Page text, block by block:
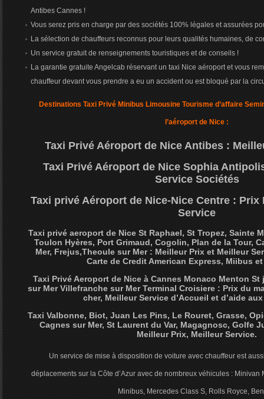
Antibes Cannes !
Vous serez pris en charge par des sociétés 100% légales et assurées
La sélection de chauffeurs reconnus pour leurs qualités humaines, de
Un service gratuit de renseignements touristiques et de conseils !
La garantie gratuite Angelcab réservant un taxi Nice aéroport et vous
chauffeur devant vous prendre a eu un accident ou est bloqué par la
Destinations Taxi Privé Minibus Limousine Tourisme d’affaire
l’aéroport de Nice :
Taxi Privé Aéroport de Nice Antibes :
Taxi Privé Aéroport de Nice Sophia
Service Sociétés
Taxi privé Aéroport de Nice-Nice Centre : Prix
Service
Taxi privé aeroport de Nice St Raphael, St Tropez, Sainte
Toulon Hyères, Port Grimaud, Cogolin, Plan de la Tour,
Mer, Frejus,Theoule sur Mer : Meilleur Prix et Meilleur
Carte de Credit American Express, Miibus
Taxi Privé Aeroport de Nice à Cannes Monaco Menton St
sur Mer Villefranche sur Mer Terminal Croisiere : Prix du
cher, Meilleur Service d’Accueil et d’aide
Taxi Valbonne, Biot, Juan Les Pins, Le Rouret, Grasse,
Cagnes sur Mer, St Laurent du Var, Magagnosc, Golfe
Meilleur Prix, Meilleur Service.
Un service de mise à disposition de voiture avec chauffeur est
déplacements sur la Côte d’Azur avec de nombreux véhicules : Minivan
Minibus, Mercedes Class S, Rolls Royce,